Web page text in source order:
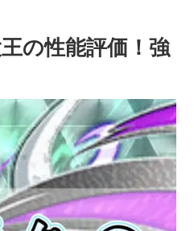
の性能評価！強